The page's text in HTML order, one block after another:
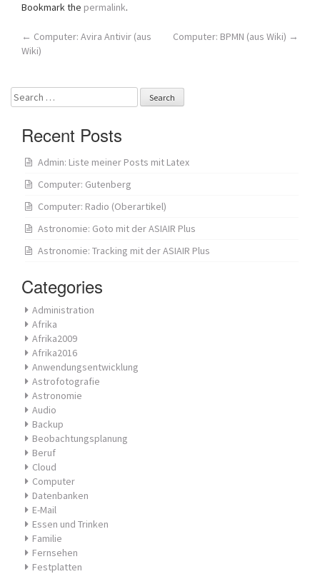
Bookmark the permalink.
Post
← Computer: Avira Antivir (aus
Wiki)
Computer: BPMN (aus Wiki) →
Search
for:
Recent Posts
Admin: Liste meiner Posts mit Latex
Computer: Gutenberg
Computer: Radio (Oberartikel)
Astronomie: Goto mit der ASIAIR Plus
Astronomie: Tracking mit der ASIAIR Plus
Categories
Administration
Afrika
Afrika2009
Afrika2016
Anwendungsentwicklung
Astrofotografie
Astronomie
Audio
Backup
Beobachtungsplanung
Beruf
Cloud
Computer
Datenbanken
E-Mail
Essen und Trinken
Familie
Fernsehen
Festplatten